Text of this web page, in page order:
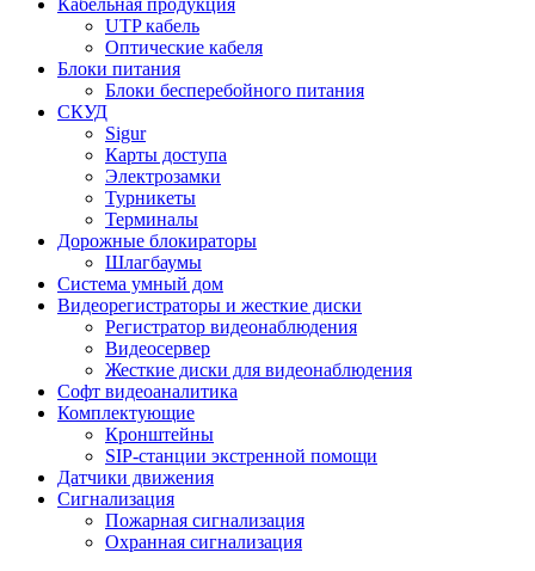
Кабельная продукция
UTP кабель
Оптические кабеля
Блоки питания
Блоки бесперебойного питания
СКУД
Sigur
Карты доступа
Электрозамки
Турникеты
Терминалы
Дорожные блокираторы
Шлагбаумы
Cистема умный дом
Видеорегистраторы и жесткие диски
Регистратор видеонаблюдения
Видеосервер
Жесткие диски для видеонаблюдения
Софт видеоаналитика
Комплектующие
Кронштейны
SIP-станции экстренной помощи
Датчики движения
Сигнализация
Пожарная сигнализация
Охранная сигнализация